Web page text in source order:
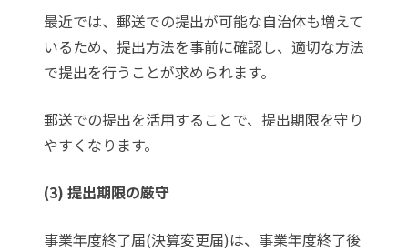
最近では、郵送での提出が可能な自治体も増えて
いるため、提出方法を事前に確認し、適切な方法
で提出を行うことが求められます。
郵送での提出を活用することで、提出期限を守り
やすくなります。
(3) 提出期限の厳守
事業年度終了届(決算変更届)は、事業年度終了後